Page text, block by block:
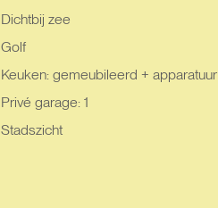
Dichtbij zee
Golf
Keuken: gemeubileerd + apparatuur
Privé garage: 1
Stadszicht